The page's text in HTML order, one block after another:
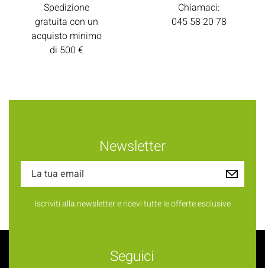
Spedizione
gratuita con un
acquisto minimo
di 500 €
Chiamaci:
045 58 20 78
Newsletter
Iscriviti alla newsletter e ricevi tutte le offerte esclusive
Seguici